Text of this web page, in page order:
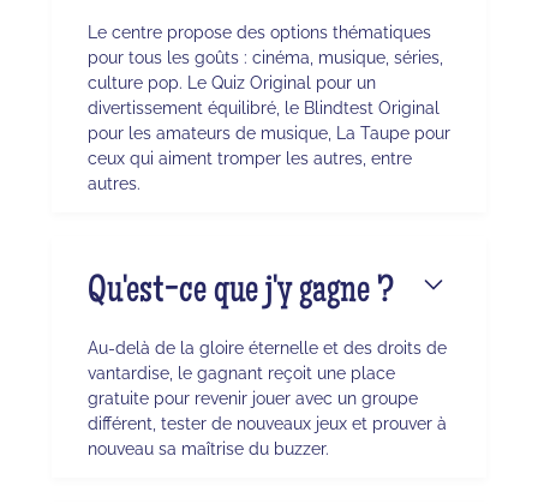
Le centre propose des options thématiques
pour tous les goûts : cinéma, musique, séries,
culture pop. Le Quiz Original pour un
divertissement équilibré, le Blindtest Original
pour les amateurs de musique, La Taupe pour
ceux qui aiment tromper les autres, entre
autres.
Qu'est-ce que j'y gagne ?
Au-delà de la gloire éternelle et des droits de
vantardise, le gagnant reçoit une place
gratuite pour revenir jouer avec un groupe
différent, tester de nouveaux jeux et prouver à
nouveau sa maîtrise du buzzer.